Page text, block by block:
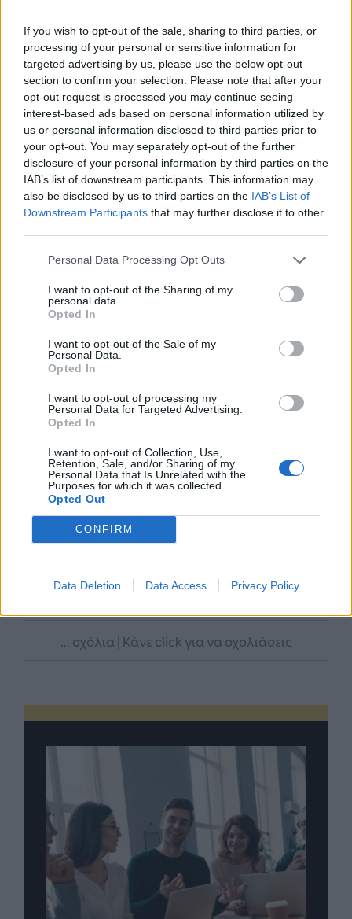
If you wish to opt-out of the sale, sharing to third parties, or
processing of your personal or sensitive information for
targeted advertising by us, please use the below opt-out
section to confirm your selection. Please note that after your
opt-out request is processed you may continue seeing
interest-based ads based on personal information utilized by
us or personal information disclosed to third parties prior to
your opt-out. You may separately opt-out of the further
disclosure of your personal information by third parties on the
IAB’s list of downstream participants. This information may
also be disclosed by us to third parties on the IAB’s List of
Downstream Participants that may further disclose it to other
Personal Data Processing Opt Outs
I want to opt-out of the Sharing of my
personal data.
Opted In
I want to opt-out of the Sale of my
Personal Data.
Opted In
I want to opt-out of processing my
Personal Data for Targeted Advertising.
Opted In
I want to opt-out of Collection, Use,
Retention, Sale, and/or Sharing of my
Personal Data that Is Unrelated with the
Purposes for which it was collected.
Opted Out
CONFIRM
Data Deletion Data Access Privacy Policy
Για την επιστροφή των αποδοχών των
εργαζομένων που καλύπτονται από τον
τακτικό προϋπολογισμό, οι εργοδότες
δηλώνουν όλα τα απαραίτητα στοιχεία
(στοιχεία επιχείρησης, ΙΒΑΝ, στοιχεία
εργαζομένων που έκαναν χρήση της ειδικής
άδειας, μικτές αποδοχές κάθε εργαζομένου
για την τέταρτη ημέρα αδείας κ.α.) στο
Έντυπο Ε11.2Β΄ στο ΠΣ ΕΡΓΑΝΗ.
Το Υπουργείο Εργασίας και Κοινωνικών
Υποθέσεων επεξεργάζεται τα στοιχεία που
μετά τη διενέργεια των απαραίτητων
ελέγχων και διασταυρώσεων.
Ακολουθήστε το στο Google News
και μάθετε πρώτοι όλα τα επιχειρηματικά νέα
Δείτε όλες τις τελευταίες επιχειρηματικές
Ειδήσειςαπό την Ελλάδα και τον κόσμο στο
... σχόλια | Κάνε click για να σχολιάσεις